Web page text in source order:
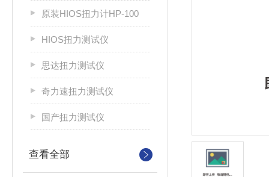
原装HIOS扭力计HP-100
HIOS扭力测试仪
思达扭力测试仪
奇力速扭力测试仪
国产扭力测试仪
查看全部